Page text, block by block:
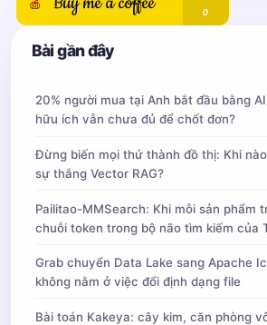
Bài gần đây
20% người mua tại Anh bắt đầu bằng
hữu ích vẫn chưa đủ để chốt đơn?
Đừng biến mọi thứ thành đồ thị: Khi
sự thắng Vector RAG?
Pailitao-MMSearch: Khi mỗi sản phẩm
chuỗi token trong bộ não tìm kiếm của
Grab chuyển Data Lake sang Apache
không nằm ở việc đổi định dạng file
Bài toán Kakeya: cây kim, căn phòng